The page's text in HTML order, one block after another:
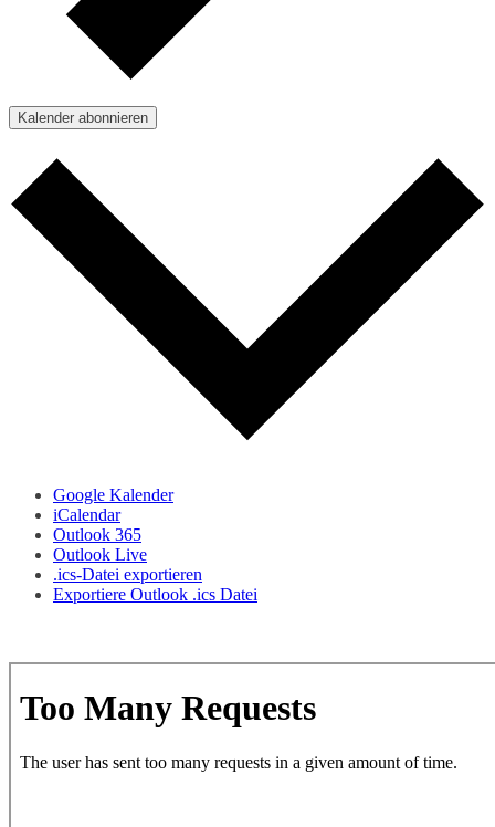
Kalender abonnieren
Google Kalender
iCalendar
Outlook 365
Outlook Live
.ics-Datei exportieren
Exportiere Outlook .ics Datei